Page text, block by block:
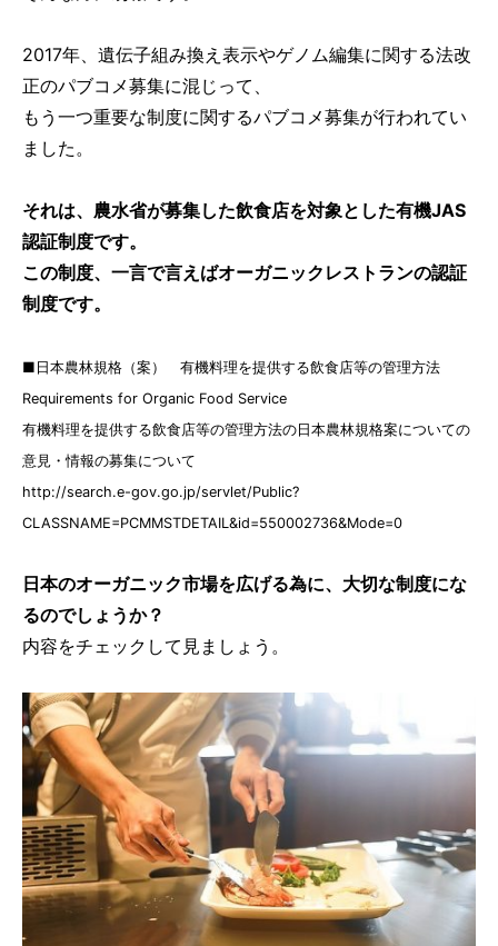
2017年、遺伝子組み換え表示やゲノム編集に関する法改
正のパブコメ募集に混じって、
もう一つ重要な制度に関するパブコメ募集が行われてい
ました。
それは、農水省が募集した飲食店を対象とした有機JAS
認証制度です。
この制度、一言で言えばオーガニックレストランの認証
制度です。
■日本農林規格（案） 有機料理を提供する飲食店等の管理方法
Requirements for Organic Food Service
有機料理を提供する飲食店等の管理方法の日本農林規格案についての
意見・情報の募集について
http://search.e-gov.go.jp/servlet/Public?
CLASSNAME=PCMMSTDETAIL&id=550002736&Mode=0
日本のオーガニック市場を広げる為に、大切な制度にな
るのでしょうか？
内容をチェックして見ましょう。